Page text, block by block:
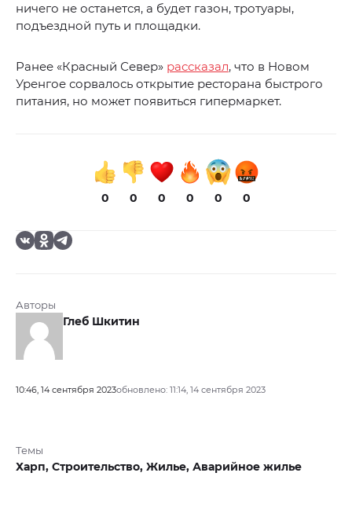
ничего не останется, а будет газон, тротуары,
подъездной путь и площадки.
Ранее «Красный Север» рассказал, что в Новом
Уренгое сорвалось открытие ресторана быстрого
питания, но может появиться гипермаркет.
0 0 0 0 0 0
Авторы
Глеб Шкитин
10:46, 14 сентября 2023обновлено: 11:14, 14 сентября 2023
Темы
Харп, Строительство, Жилье, Аварийное жилье